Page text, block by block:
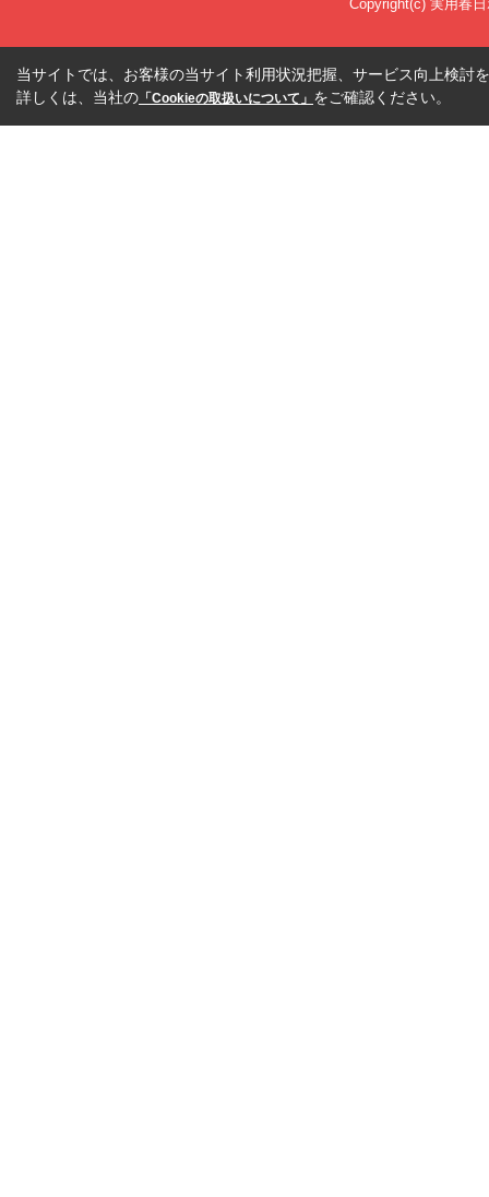
Copyright(c) 実用春
当サイトでは、お客様の当サイト利用状況把握、サービス向上検討
詳しくは、当社の 「Cookieの取扱いについて」 をご確認ください。